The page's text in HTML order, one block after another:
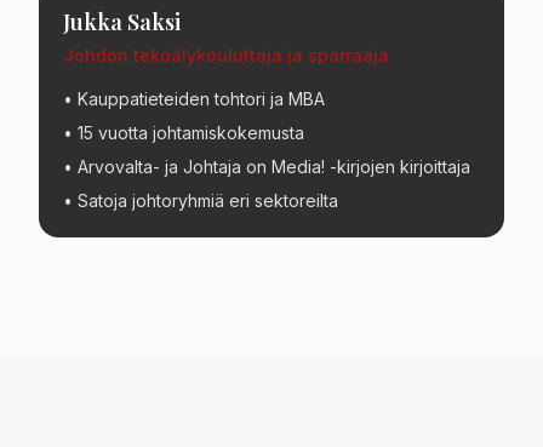
Jukka Saksi
Johdon tekoälykouluttaja ja sparraaja
• Kauppatieteiden tohtori ja MBA
• 15 vuotta johtamiskokemusta
• Arvovalta- ja Johtaja on Media! -kirjojen kirjoittaja
• Satoja johtoryhmiä eri sektoreilta